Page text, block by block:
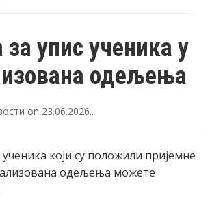
за упис ученика у
одељења
on 23.06.2026..
ученика који су положили пријемне
одељења можете